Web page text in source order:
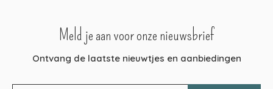
Meld je aan voor onze nieuwsbrief
Ontvang de laatste nieuwtjes en aanbiedingen